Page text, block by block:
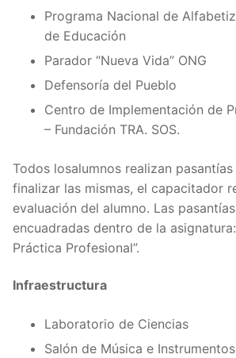
Programa Nacional de
de Educación
Parador “Nueva Vida” ONG
Defensoría del Pueblo
Centro de Implementación de
– Fundación TRA. SOS.
Todos losalumnos realizan pasantías
finalizar las mismas, el capacitador
evaluación del alumno. Las
encuadradas dentro de la
Práctica Profesional”.
Infraestructura
Laboratorio de Ciencias
Salón de Música e Instrumentos